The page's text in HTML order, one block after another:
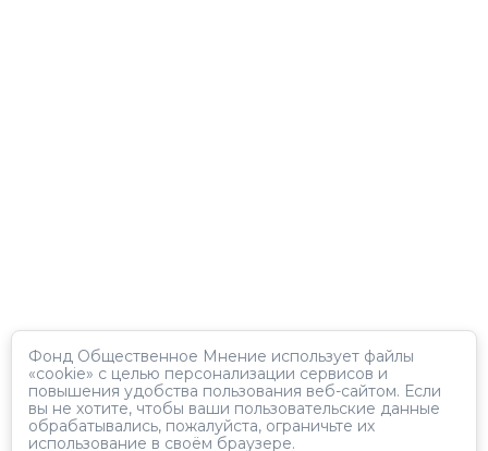
Фонд Общественное Мнение использует файлы
«cookie» с целью персонализации сервисов и
повышения удобства пользования веб-сайтом. Если
вы не хотите, чтобы ваши пользовательские данные
обрабатывались, пожалуйста, ограничьте их
использование в своём браузере.